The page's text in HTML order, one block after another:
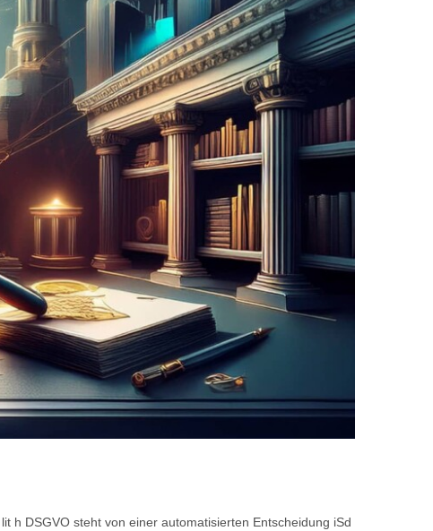
h DSGVO steht von einer automatisierten Entscheidung iSd